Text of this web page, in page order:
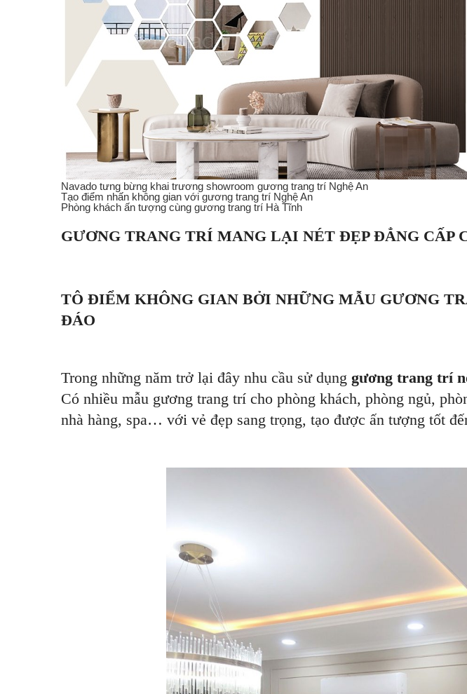
Navado tưng bừng khai trương showroom gương trang trí Nghệ An
Tạo điểm nhấn không gian với gương trang trí Nghệ An
Phòng khách ấn tượng cùng gương trang trí Hà Tĩnh
GƯƠNG TRANG TRÍ MANG LẠI NÉT ĐẸP ĐẲNG CẤP
TÔ ĐIỂM KHÔNG GIAN BỞI NHỮNG MẪU GƯƠNG
ĐÁO
Trong những năm trở lại đây nhu cầu sử dụng gương trang trí
Có nhiều mẫu gương trang trí cho phòng khách, phòng ngủ,
nhà hàng, spa… với vẻ đẹp sang trọng, tạo được ấn tượng tốt